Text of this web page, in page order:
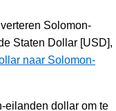
Solomon-
Staten Dollar [USD],
naar Solomon-
eilanden dollar om te